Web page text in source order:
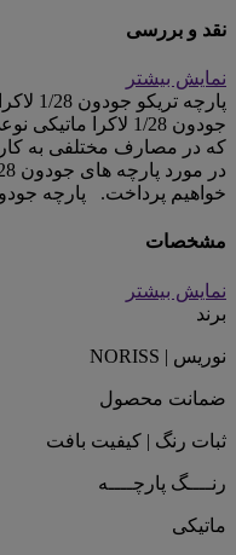
نقد و بررسی
نمایش بیشتر
پارچه
جودون 1/28 لاکرا
که در مصارف مختلفی به
خواهیم پرداخت. پارچه
مشخصات
نمایش بیشتر
برند
نوریس | NORISS
ضمانت محصول
ثبات رنگ | کیفیت بافت
رنــــگ پارچــــه
ماتیکی